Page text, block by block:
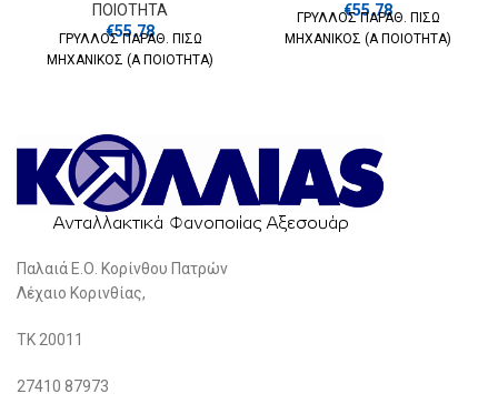
ΠΟΙΟΤΗΤΑ
€55.78
ΓΡΥΛΛΟΣ ΠΑΡΑΘ. ΠΙΣΩ
ΜΗΧΑΝΙΚΟΣ (Α ΠΟΙΟΤΗΤΑ)
€55.78
ΓΡΥΛΛΟΣ ΠΑΡΑΘ. ΠΙΣΩ
ΜΗΧΑΝΙΚΟΣ (Α ΠΟΙΟΤΗΤΑ)
Παλαιά Ε.Ο. Κορίνθου Πατρών
Λέχαιο Κορινθίας,
ΤΚ 20011
27410 87973